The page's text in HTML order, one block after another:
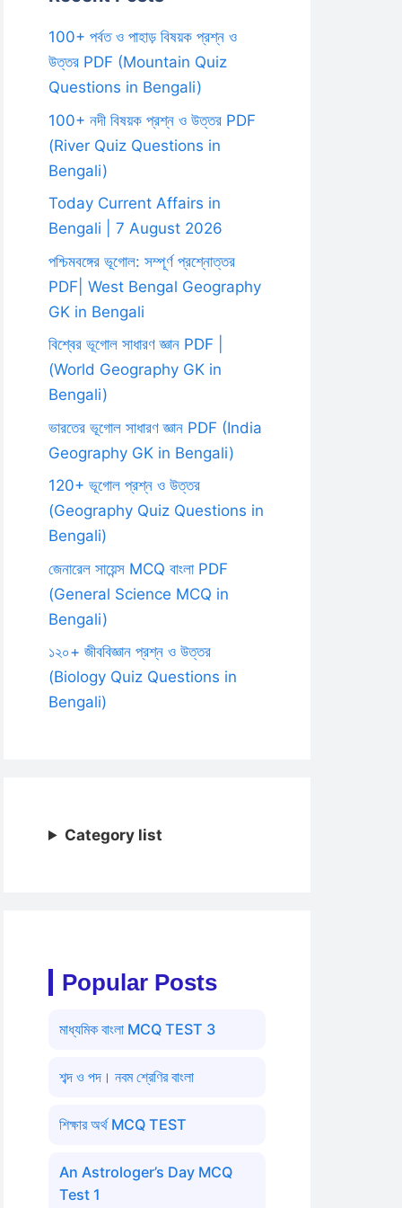
100+ পর্বত ও পাহাড় বিষয়ক প্রশ্ন ও
উত্তর PDF (Mountain Quiz
Questions in Bengali)
100+ নদী বিষয়ক প্রশ্ন ও উত্তর PDF
(River Quiz Questions in
Bengali)
Today Current Affairs in
Bengali | 7 August 2026
পশ্চিমবঙ্গের ভূগোল: সম্পূর্ণ প্রশ্নোত্তর
PDF| West Bengal Geography
GK in Bengali
বিশ্বের ভূগোল সাধারণ জ্ঞান PDF |
(World Geography GK in
Bengali)
ভারতের ভূগোল সাধারণ জ্ঞান PDF (India
Geography GK in Bengali)
120+ ভূগোল প্রশ্ন ও উত্তর
(Geography Quiz Questions in
Bengali)
জেনারেল সায়েন্স MCQ বাংলা PDF
(General Science MCQ in
Bengali)
১২০+ জীববিজ্ঞান প্রশ্ন ও উত্তর
(Biology Quiz Questions in
Bengali)
Category list
Popular Posts
মাধ্যমিক বাংলা MCQ TEST 3
শব্দ ও পদ। নবম শ্রেণির বাংলা
শিক্ষার অর্থ MCQ TEST
An Astrologer’s Day MCQ
Test 1